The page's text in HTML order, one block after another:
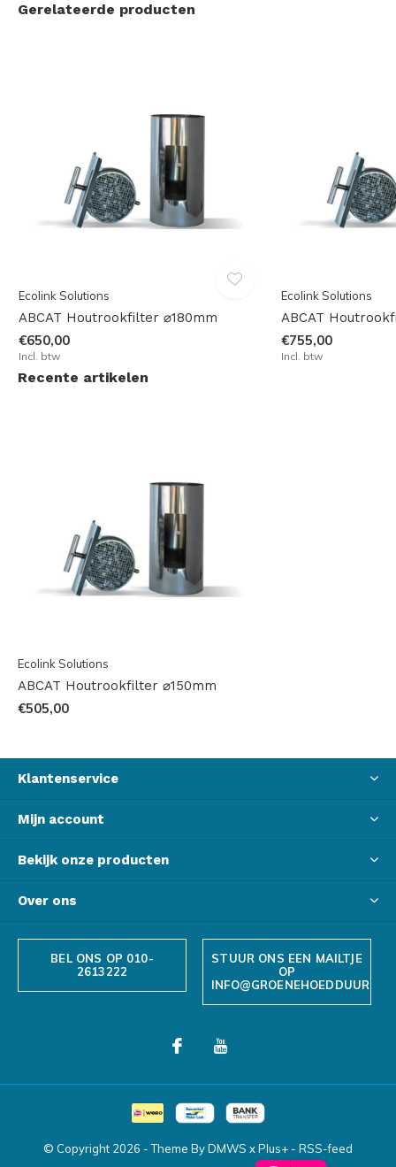
Gerelateerde producten
Ecolink Solutions
ABCAT Houtrookfilter ⌀180mm
€650,00
Incl. btw
Ecolink Solutions
ABCAT
€755,00
Incl. btw
Recente artikelen
Ecolink Solutions
ABCAT Houtrookfilter ⌀150mm
€505,00
Klantenservice
Mijn account
Bekijk onze producten
Over ons
BEL ONS OP 010-
2613222
STUUR ONS EEN MAILTJE
OP
© Copyright 2026 - Theme ByDMWS xPlus+ - RSS-feed